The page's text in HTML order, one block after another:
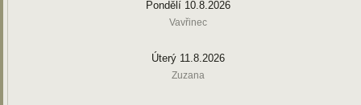
Pondělí 10.8.2026
Vavřinec
Úterý 11.8.2026
Zuzana